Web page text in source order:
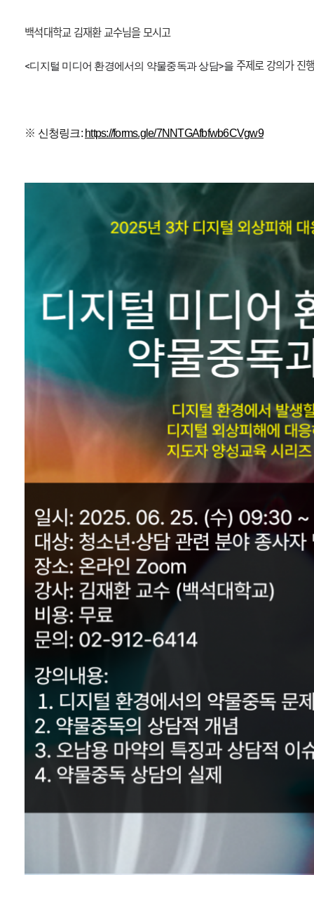
백석대학교 김재환 교수님을 모시고
<디지털 미디어 환경에서의 약물중독과 상담>을 주제로 강의가 진
※ 신청링크: https://forms.gle/7NNTGAfbfwb6CVgw9